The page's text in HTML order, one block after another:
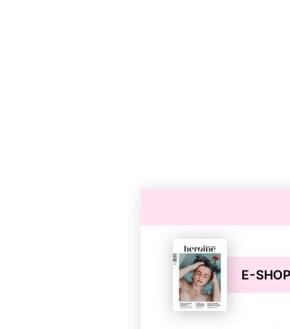
E-SHOP